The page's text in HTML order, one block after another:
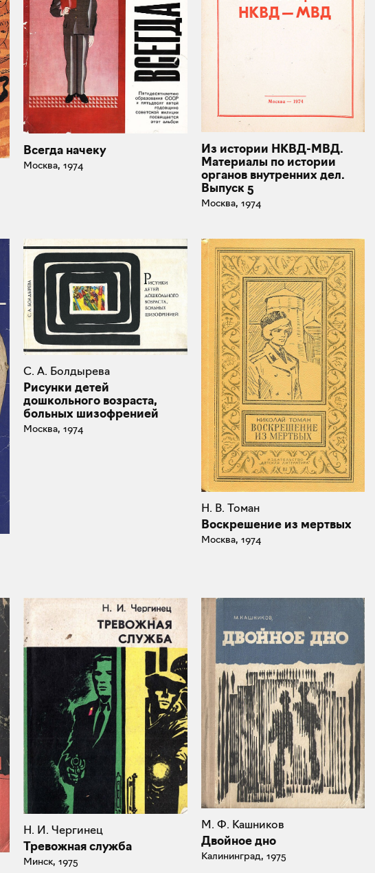
Всегда начеку
Москва, 1974
Из истории НКВД-МВД.
Материалы по истории
органов внутренних дел.
Выпуск 5
Москва, 1974
С. А. Болдырева
Рисунки детей
дошкольного возраста,
больных шизофренией
Москва, 1974
Н. В. Томан
Воскрешение из мертвых
Москва, 1974
Н. И. Чергинец
Тревожная служба
Минск, 1975
М. Ф. Кашников
Двойное дно
Калининград, 1975